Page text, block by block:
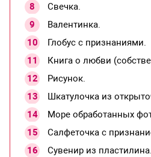
Свечка.
Валентинка.
Глобус с признаниями.
Книга о любви
Рисунок.
Шкатулочка из
Море обработанных
Салфеточка с
Сувенир из пластилина.